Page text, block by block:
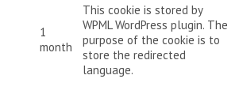
1
month
This cookie is stored by
WPML WordPress plugin. The
purpose of the cookie is to
store the redirected
language.